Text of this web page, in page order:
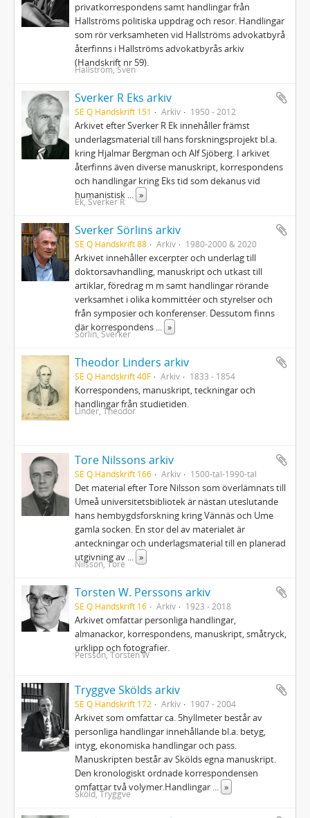
privatkorrespondens samt handlingar från
Hallströms politiska uppdrag och resor. Handlingar
som rör verksamheten vid Hallströms advokatbyrå
återfinns i Hallströms advokatbyrås arkiv
(Handskrift nr 59).
Hallström, Sven
Sverker R Eks arkiv
SE Q Handskrift 151 Arkiv 1950 - 2012
Arkivet efter Sverker R Ek innehåller främst
underlagsmaterial till hans forskningsprojekt bl.a.
kring Hjalmar Bergman och Alf Sjöberg. I arkivet
återfinns även diverse manuskript, korrespondens
och handlingar kring Eks tid som dekanus vid
humanistisk ... »
Ek, Sverker R
Sverker Sörlins arkiv
SE Q Handskrift 88 Arkiv 1980-2000 & 2020
Arkivet innehåller excerpter och underlag till
doktorsavhandling, manuskript och utkast till
artiklar, föredrag m m samt handlingar rörande
verksamhet i olika kommittéer och styrelser och
från symposier och konferenser. Dessutom finns
där korrespondens ... »
Sörlin, Sverker
Theodor Linders arkiv
SE Q Handskrift 40F Arkiv 1833 - 1854
Korrespondens, manuskript, teckningar och
handlingar från studietiden.
Linder, Theodor
Tore Nilssons arkiv
SE Q Handskrift 166 Arkiv 1500-tal-1990-tal
Det material efter Tore Nilsson som överlämnats till
Umeå universitetsbibliotek är nästan uteslutande
hans hembygdsforskning kring Vännäs och Ume
gamla socken. En stor del av materialet är
anteckningar och underlagsmaterial till en planerad
utgivning av ... »
Nilsson, Tore
Torsten W. Perssons arkiv
SE Q Handskrift 16 Arkiv 1923 - 2018
Arkivet omfattar personliga handlingar,
almanackor, korrespondens, manuskript, småtryck,
urklipp och fotografier.
Persson, Torsten W
Tryggve Skölds arkiv
SE Q Handskrift 172 Arkiv 1907 - 2004
Arkivet som omfattar ca. 5hyllmeter består av
personliga handlingar innehållande bl.a. betyg,
intyg, ekonomiska handlingar och pass.
Manuskripten består av Skölds egna manuskript.
Den kronologiskt ordnade korrespondensen
omfattar två volymer.Handlingar ... »
Sköld, Tryggve